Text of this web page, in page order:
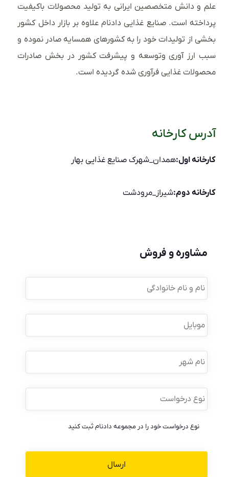
علم و دانش متخصصین ایرانی به تولید محصولات باکیفیت
پرداخته است. صنایع غذایی دادنام علاوه بر بازار داخل کشور
بخشی از تولیدات خود را به کشورهای همسایه صادر نموده و
سبب ارز آوری وتوسعه و پیشرفت کشور در بخش صادرات
محصولات غذایی فرآوری شده گردیده است.
آدرس کارخانه
کارخانه اول:همدان_شهرک صنایع غذایی بهار
کارخانه دوم:شیراز_مرودشت
مشاوره و فروش
نام
و
نام
موبایل *
نام
شهر
نوع
درخواست *
نوع درخواست خود را در مجموعه دادنام ثبت کنید